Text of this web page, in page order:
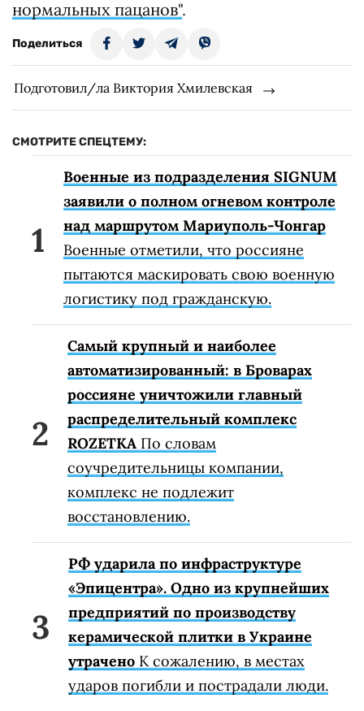
нормальных пацанов".
Поделиться
Подготовил/ла Виктория Хмилевская
СМОТРИТЕ СПЕЦТЕМУ:
Военные из подразделения SIGNUM
заявили о полном огневом контроле
над маршрутом Мариуполь-Чонгар
Военные отметили, что россияне
пытаются маскировать свою военную
логистику под гражданскую.
Самый крупный и наиболее
автоматизированный: в Броварах
россияне уничтожили главный
распределительный комплекс
ROZETKA По словам
соучредительницы компании,
комплекс не подлежит
восстановлению.
РФ ударила по инфраструктуре
«Эпицентра». Одно из крупнейших
предприятий по производству
керамической плитки в Украине
утрачено К сожалению, в местах
ударов погибли и пострадали люди.